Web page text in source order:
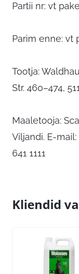
Partii nr: vt
Parim enne: vt
Tootja:
Str. 460–474,
Maaletooja:
Viljandi. E-mail:
641 1111
Kliendid